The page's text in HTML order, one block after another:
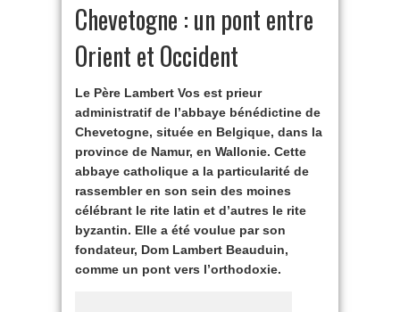
Chevetogne : un pont entre
Orient et Occident
Le Père Lambert Vos est prieur
administratif de l’abbaye bénédictine de
Chevetogne, située en Belgique, dans la
province de Namur, en Wallonie. Cette
abbaye catholique a la particularité de
rassembler en son sein des moines
célébrant le rite latin et d’autres le rite
byzantin. Elle a été voulue par son
fondateur, Dom Lambert Beauduin,
comme un pont vers l’orthodoxie.